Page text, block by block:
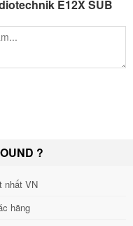
plywood with an impact
cabinet is protected by a
transparent foam. Four
E12X-SUBs.The cabinet
stand for the deployment
E12X SUB
?
nhất VN
hãng